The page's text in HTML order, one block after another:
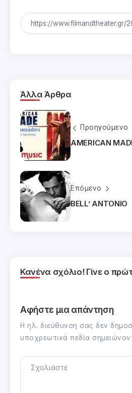
Άλλα Άρθρα
Προηγούμενο
AMERICAN
Επόμενο
BELL’ ANTONIO
Κανένα σχόλιο! Γίνε ο
Αφήστε μια απάντηση
Η ηλ. διεύθυνση σας δεν
υποχρεωτικά πεδία